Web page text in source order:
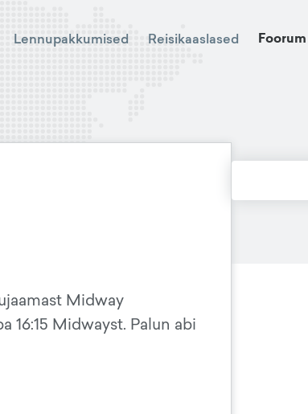
Lennupakkumised Reisikaaslased Foorum
Midway
16:15 Midwayst. Palun abi